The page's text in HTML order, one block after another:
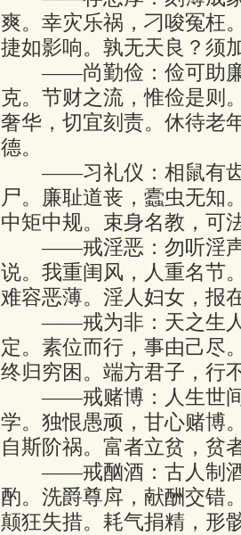
爽。幸灾乐祸，刁唆冤枉
捷如影响。孰无天良？须
——尚勤俭：俭可助廉
克。节财之流，惟俭是则
奢华，切宜刻责。休待老
德。
——习礼仪：相鼠有齿
尸。廉耻道丧，蠹虫无知
中矩中规。束身名教，可
——戒淫恶：勿听淫声
说。我重闺风，人重名节
难容恶薄。淫人妇女，报
——戒为非：天之生人
定。素位而行，事由己尽
终归穷困。端方君子，行
——戒赌博：人生世间
学。独恨愚顽，甘心赌博
自斯阶祸。富者立贫，贫
——戒酗酒：古人制酒
酌。洗爵尊戽，献酬交错
颠狂失措。耗气捐精，形